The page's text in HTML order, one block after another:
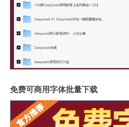
免费可商用字体批量下载